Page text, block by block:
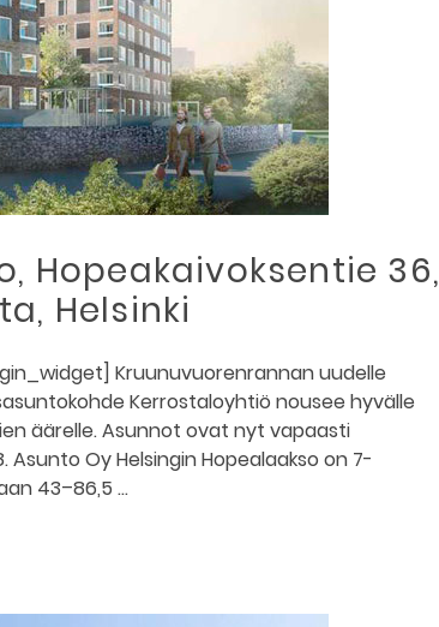
Hopeakaivoksentie 36,
Helsinki
Kruunuvuorenrannan uudelle
Kerrostaloyhtiö nousee hyvälle
äärelle. Asunnot ovat nyt vapaasti
Asunto Oy Helsingin Hopealaakso on 7-
43–86,5 …